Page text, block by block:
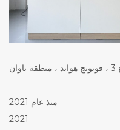
منذ عام 2021
2021